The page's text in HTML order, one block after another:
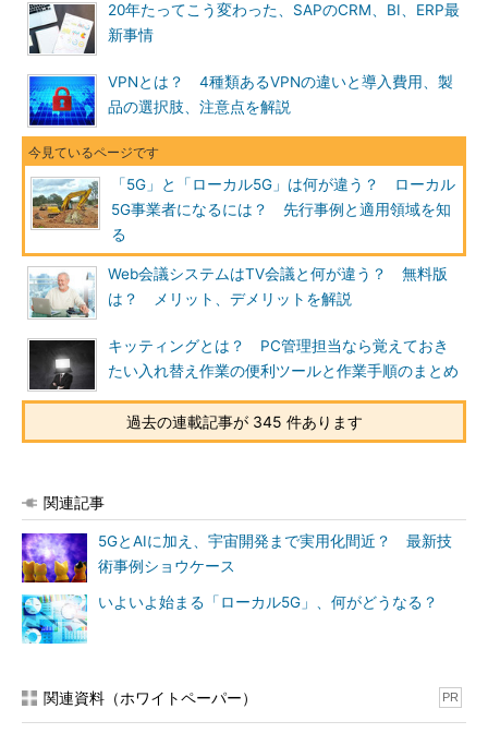
20年たってこう変わった、SAPのCRM、BI、ERP最
新事情
VPNとは？ 4種類あるVPNの違いと導入費用、製
品の選択肢、注意点を解説
「5G」と「ローカル5G」は何が違う？ ローカル
5G事業者になるには？ 先行事例と適用領域を知
る
Web会議システムはTV会議と何が違う？ 無料版
は？ メリット、デメリットを解説
キッティングとは？ PC管理担当なら覚えておき
たい入れ替え作業の便利ツールと作業手順のまとめ
過去の連載記事が 345 件あります
関連記事
5GとAIに加え、宇宙開発まで実用化間近？ 最新技
術事例ショウケース
いよいよ始まる「ローカル5G」、何がどうなる？
関連資料（ホワイトペーパー） PR